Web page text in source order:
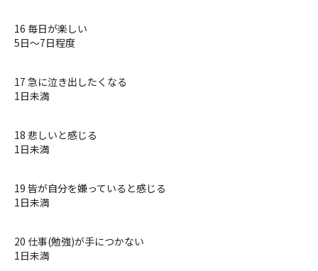
16 毎日が楽しい
5日〜7日程度
17 急に泣き出したくなる
1日未満
18 悲しいと感じる
1日未満
19 皆が自分を嫌っていると感じる
1日未満
20 仕事(勉強)が手につかない
1日未満